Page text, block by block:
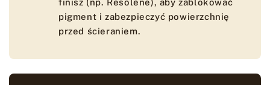
finisz (np. Resolene), aby zablokować
pigment i zabezpieczyć powierzchnię
przed ścieraniem.